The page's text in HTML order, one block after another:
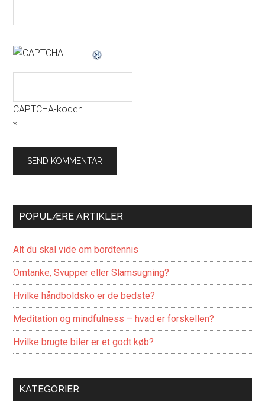
CAPTCHA-koden
*
POPULÆRE ARTIKLER
Alt du skal vide om bordtennis
Omtanke, Svupper eller Slamsugning?
Hvilke håndboldsko er de bedste?
Meditation og mindfulness – hvad er forskellen?
Hvilke brugte biler er et godt køb?
KATEGORIER